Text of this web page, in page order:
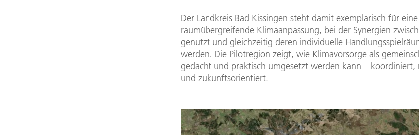
Der Landkreis Bad Kissingen steht damit exemplarisch für
raumübergreifende Klimaanpassung, bei der Synergien
genutzt und gleichzeitig deren individuelle
werden. Die Pilotregion zeigt, wie Klimavorsorge als
gedacht und praktisch umgesetzt werden kann – koordiniert,
und zukunftsorientiert.